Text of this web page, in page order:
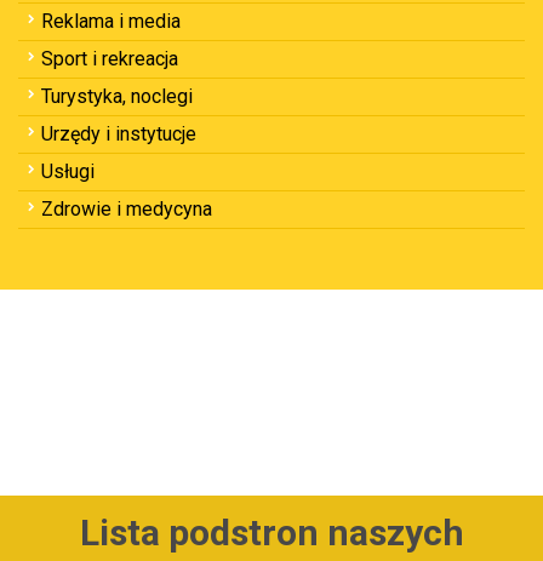
Reklama i media
Sport i rekreacja
Turystyka, noclegi
Urzędy i instytucje
Usługi
Zdrowie i medycyna
Lista podstron naszych